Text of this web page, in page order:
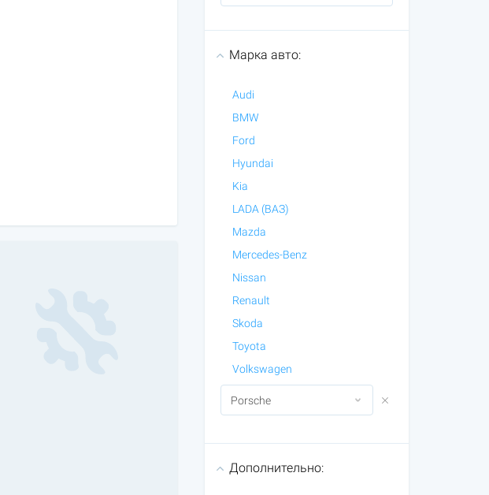
Марка авто:
Audi
BMW
Ford
Hyundai
Kia
LADA (ВАЗ)
Mazda
Mercedes-Benz
Nissan
Renault
Skoda
Toyota
Volkswagen
Дополнительно: